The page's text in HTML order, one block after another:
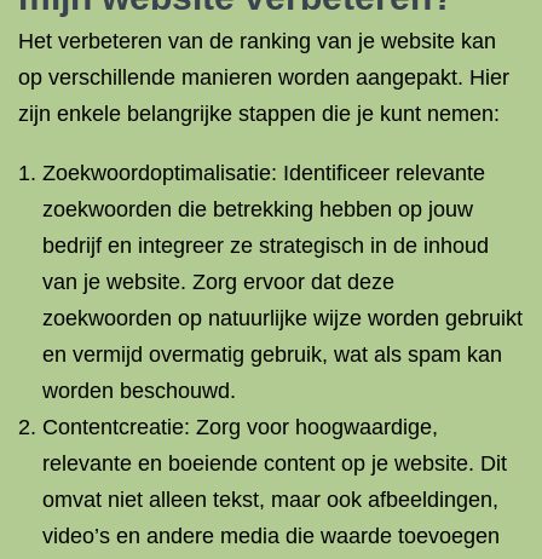
Het verbeteren van de ranking van je website kan
op verschillende manieren worden aangepakt. Hier
zijn enkele belangrijke stappen die je kunt nemen:
Zoekwoordoptimalisatie: Identificeer relevante
zoekwoorden die betrekking hebben op jouw
bedrijf en integreer ze strategisch in de inhoud
van je website. Zorg ervoor dat deze
zoekwoorden op natuurlijke wijze worden gebruikt
en vermijd overmatig gebruik, wat als spam kan
worden beschouwd.
Contentcreatie: Zorg voor hoogwaardige,
relevante en boeiende content op je website. Dit
omvat niet alleen tekst, maar ook afbeeldingen,
video’s en andere media die waarde toevoegen